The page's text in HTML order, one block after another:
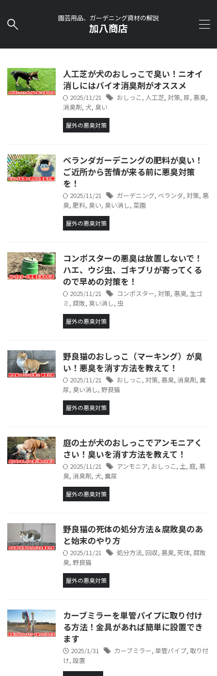
園芸用品、ガーデニング資材の解説
加八商店
人工芝が犬のおしっこで臭い！ニオイ
消しにはバイオ消臭剤がオススメ
2025/11/21 おしっこ, 人工芝, 対策, 尿, 悪臭,
消臭剤, 犬, 臭い
屋外の悪臭対策
ベランダガーデニングの肥料が臭い！
ご近所から苦情が来る前に悪臭対策
を！
2025/11/21 ガーデニング, ベランダ, 対策, 悪
臭, 肥料, 臭い, 臭い消し, 菜園
屋外の悪臭対策
コンポスターの悪臭は放置しないで！
ハエ、ウジ虫、ゴキブリが寄ってくる
ので早めの対策を！
2025/11/21 コンポスター, 対策, 悪臭, 生ゴ
ミ, 腐敗, 臭い消し, 虫
屋外の悪臭対策
野良猫のおしっこ（マーキング）が臭
い！悪臭を消す方法を教えて！
2025/11/21 おしっこ, 対策, 悪臭, 消臭剤, 糞
尿, 臭い消し, 野良猫
屋外の悪臭対策
庭の土が犬のおしっこでアンモニアく
さい！臭いを消す方法を教えて！
2025/11/21 アンモニア, おしっこ, 土, 庭, 悪
臭, 消臭剤, 犬, 糞尿
屋外の悪臭対策
野良猫の死体の処分方法＆腐敗臭のあ
と始末のやり方
2025/11/21 処分方法, 回収, 悪臭, 死体, 腐敗
臭, 野良猫
屋外の悪臭対策
カーブミラーを単管パイプに取り付け
る方法！金具があれば簡単に設置でき
ます
2025/1/31 カーブミラー, 単管パイプ, 取り付
け, 設置